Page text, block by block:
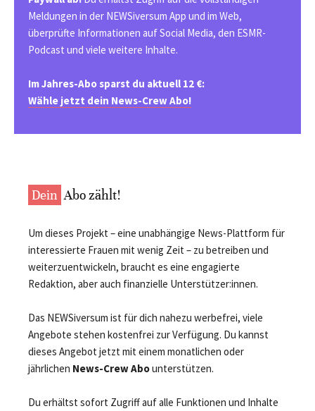
Meldungen in der NEWSiversum App und im Web,
überprüfte Informationen auf Social Media, den ESMR-
Podcast und viele weitere Inhalte.
Im Jahres-Abo sparst du aktuell 12 €:
Wähle jetzt dein News-Crew Abo!
Dein Abo zählt!
Um dieses Projekt – eine unabhängige News-Plattform für
interessierte Frauen mit wenig Zeit – zu betreiben und
weiterzuentwickeln, braucht es eine engagierte
Redaktion, aber auch finanzielle Unterstützer:innen.
Das NEWSiversum ist für dich nahezu werbefrei, viele
Angebote stehen kostenfrei zur Verfügung. Du kannst
dieses Angebot jetzt mit einem monatlichen oder
jährlichen News-Crew Abounterstützen.
Du erhältst sofort Zugriff auf alle Funktionen und Inhalte